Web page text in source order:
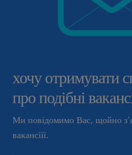
хочу отримувати
про подібні
Ми повідомимо Вас, щойно
вакансіїї.